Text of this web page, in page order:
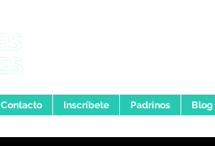
Contacto Inscríbete Padrinos Blog